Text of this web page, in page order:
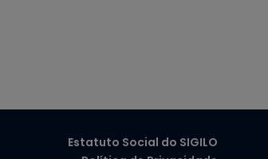
Estatuto Social do SIGILO